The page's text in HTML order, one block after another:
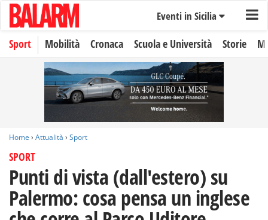
Eventi in Sicilia
Sport Mobilità Cronaca Scuola e Università Storie
Home › Attualità › Sport
SPORT
Punti di vista (dall'estero) su
Palermo: cosa pensa un inglese